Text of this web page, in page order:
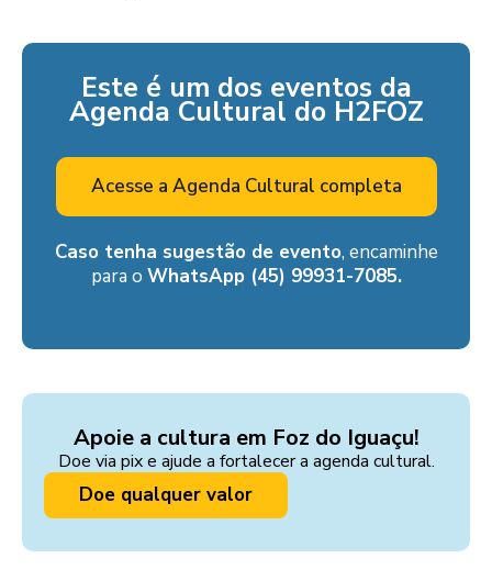
Este é um dos eventos da
Agenda Cultural do H2FOZ
Acesse a Agenda Cultural completa
Caso tenha sugestão de evento, encaminhe
para o WhatsApp (45) 99931-7085.
Apoie a cultura em Foz do Iguaçu!
Doe via pix e ajude a fortalecer a agenda cultural.
Doe qualquer valor